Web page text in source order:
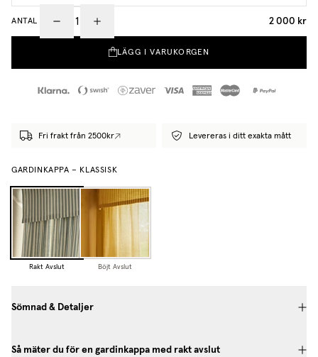
ANTAL 2 000 kr
LÄGG I VARUKORGEN
Fri frakt från 2500kr Levereras i ditt exakta mått
GARDINKAPPA – KLASSISK
Rakt Avslut Böjt Avslut
Sömnad & Detaljer
Så mäter du för en gardinkappa med rakt avslut